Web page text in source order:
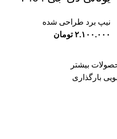
نیپ برد طراحی شده
تومان
بیشتر
بارگذاری